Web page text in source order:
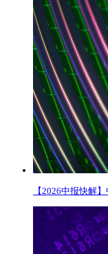
【2026中报快解